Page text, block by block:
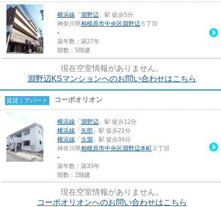
横浜線 「 淵野辺 」駅 徒歩5分
神奈川県相模原市中央区淵野辺 ５丁目
-
築年数：築27年
階数：5階建
現在空室情報がありません。
淵野辺KSマンションへのお問い合わせはこちら
賃貸｜アパート コーポオリオン
横浜線 「 淵野辺 」駅 徒歩12分
横浜線 「 矢部 」駅 徒歩21分
横浜線 「 古淵 」駅 徒歩34分
神奈川県相模原市中央区淵野辺本町 ２丁目
-
築年数：築33年
階数：2階建
現在空室情報がありません。
コーポオリオンへのお問い合わせはこちら